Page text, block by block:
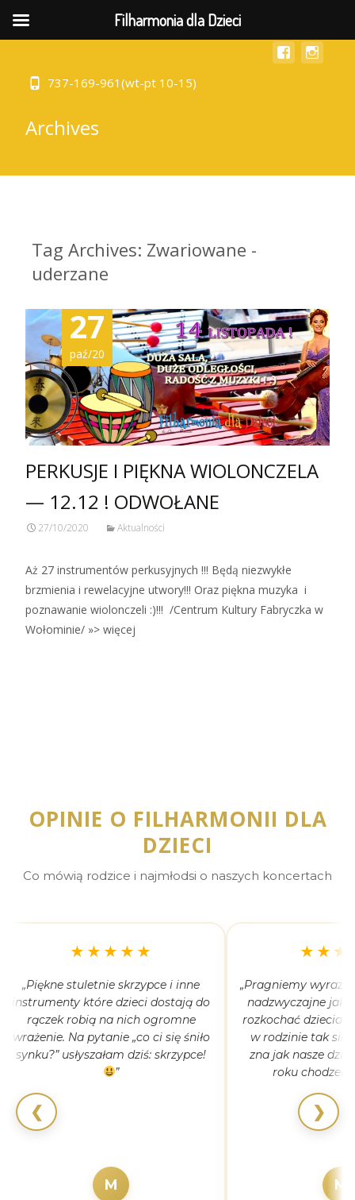
737-169-961(wt-pt 10-15)
Archives
Tag Archives: Zwariowane -
uderzane
27
paź/20
PERKUSJE I PIĘKNA WIOLONCZELA
— 12.12 ! ODWOŁANE
27/10/2020 Aktualności
Aż 27 instrumentów perkusyjnych !!! Będą niezwykłe
brzmienia i rewelacyjne utwory!!! Oraz piękna muzyka i
poznawanie wiolonczeli :)!!! /Centrum Kultury Fabryczka w
Wołominie/ »> więcej
OPINIE O FILHARMONII DLA
DZIECI
Co mówią rodzice i najmłodsi o naszych koncertach
❮
★★★★★
„Piękne stuletnie skrzypce i inne
instrumenty które dzieci dostają do
rączek robią na nich ogromne
wrażenie. Na pytanie „co ci się śniło
synku?” usłyszałam dziś: skrzypce!
”
M
„Pragniemy wyrazić
nadzwyczajne jak
rozkochać
w rodzinie tak się
zna jak nasze
roku
M
❯
Filharmonia dla Dzieci